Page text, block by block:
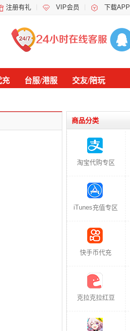
注册有礼 VIP会员 下载APP
充 台服/港服 交友/陪玩
商品分类
淘宝代购专区
iTunes充值专区
快手币代充
克拉克拉红豆